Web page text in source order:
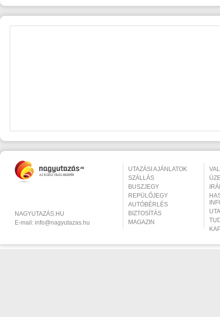
NAGYUTAZÁS.HU
E-mail: info@nagyutazas.hu
UTAZÁSI AJÁNLATOK
SZÁLLÁS
BUSZJEGY
REPÜLŐJEGY
AUTÓBÉRLÉS
BIZTOSÍTÁS
MAGAZIN